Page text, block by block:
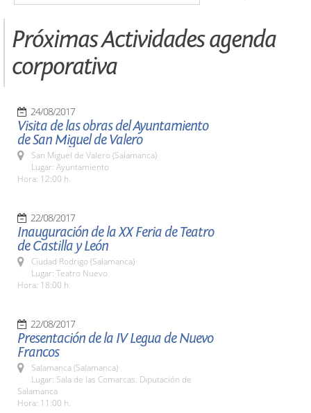
Próximas Actividades agenda
corporativa
24/08/2017
Visita de las obras del Ayuntamiento
de San Miguel de Valero
San Miguel de Valero (Salamanca)
Lugar: Ayuntamiento
Hora: 12:00 h.
22/08/2017
Inauguración de la XX Feria de Teatro
de Castilla y León
Ciudad Rodrigo (Salamanca)
Lugar: Teatro Nuevo
Hora: 18:00 h.
22/08/2017
Presentación de la IV Legua de Nuevo
Francos
Salamanca (Salamanca)
Lugar: Sala de las Comarcas. Diputación de
Salamanca
Hora: 11:00 h.